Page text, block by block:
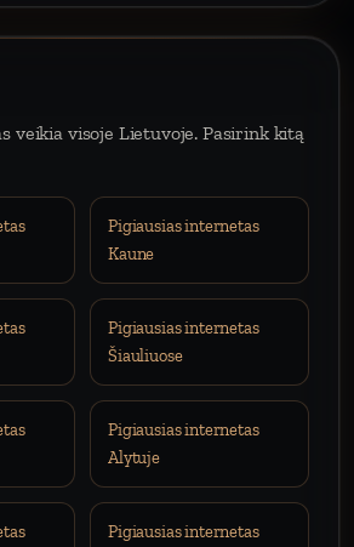
veikia visoje Lietuvoje. Pasirink kitą
Pigiausias internetas
Kaune
Pigiausias internetas
Šiauliuose
Pigiausias internetas
Alytuje
Pigiausias internetas